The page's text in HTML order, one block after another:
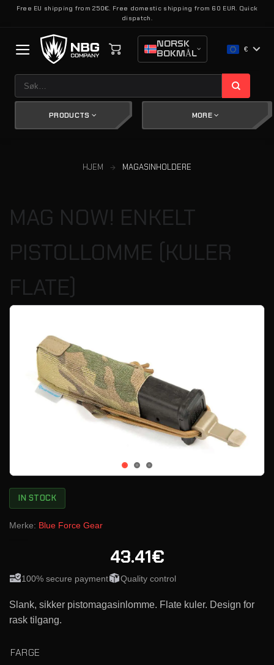
SkipFree EU shipping from 250€. Free domestic shipping from 60 EUR. Quick
dispatch.
NORSK
BOKMÅL
€
etter:
PRODUCTS MORE
HJEM MAGASINHOLDERE
MAG NOW! ENKELT
PISTOLLOMME (KULER
FLATE)
IN STOCK
Merke: Blue Force Gear
43.41€
100% secure payment Quality control
Slank, sikker pistomagasinlomme. Flate kuler. Design for
rask tilgang.
FARGE